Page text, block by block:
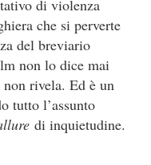
di violenza
che si perverte
del breviario
non lo dice mai
rivela. Ed è un
tutto l’assunto
di inquietudine.